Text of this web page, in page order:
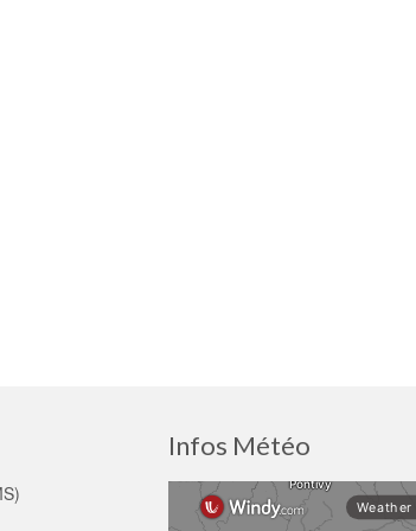
Infos Météo